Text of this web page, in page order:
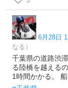
6月28日
なる）
千葉県の道路渋
る陸橋を越える
1時間かかる。